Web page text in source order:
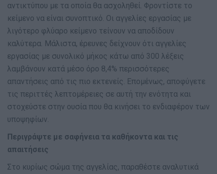
αντικτύπου με τα οποία θα ασχοληθεί. Φροντίστε το
κείμενο να είναι συνοπτικό. Οι αγγελίες εργασίας με
λιγότερο φλύαρο κείμενο τείνουν να αποδίδουν
καλύτερα. Μάλιστα, έρευνες δείχνουν ότι αγγελίες
εργασίας με συνολικό μήκος κάτω από 300 λέξεις
λαμβάνουν κατά μέσο όρο 8,4% περισσότερες
απαντήσεις από τις πιο εκτενείς. Επομένως, αποφύγετε
τις περιττές λεπτομέρειες σε αυτή την ενότητα και
στοχεύστε στην ουσία που θα κινήσει το ενδιαφέρον των
υποψηφίων.
Περιγράψτε με σαφήνεια τα καθήκοντα και τις
απαιτήσεις
Στο κυρίως σώμα της αγγελίας, παραθέστε αναλυτικά